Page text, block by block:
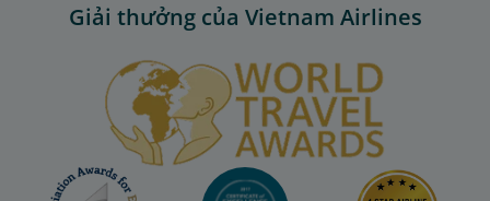
Giải thưởng của Vietnam Airlines